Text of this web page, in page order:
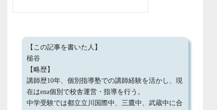
【この記事を書いた人】
槌谷
【略歴】
講師歴10年、個別指導塾での講師経験を活かし、現
在はena個別で校舎運営・指導を行う。
中学受験では都立立川国際中、三鷹中、武蔵中に合